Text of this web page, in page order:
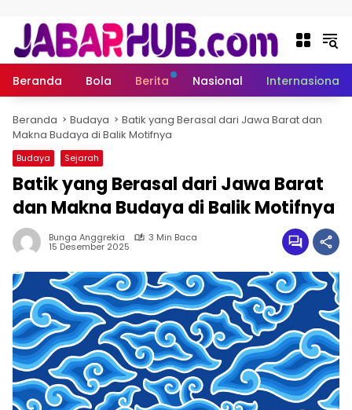
Beranda Bola Berita Nasional Internasional
Beranda Budaya
Batik yang Berasal dari Jawa Barat dan
Makna Budaya di Balik Motifnya
Budaya Sejarah
Batik yang Berasal dari Jawa Barat
dan Makna Budaya di Balik Motifnya
Bunga Anggrekia 3 Min Baca
15 Desember 2025